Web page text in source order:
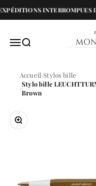
Passer au contenu
INTERROMPUES
MenuRecherche
Accueil Stylos bille
Stylo bille
Brown
Zoomer sur l'image